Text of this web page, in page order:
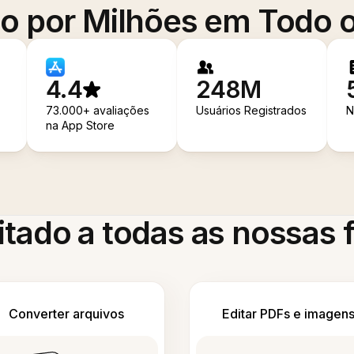
por Milhões em Todo
4.4
73.000+ avaliações
na App Store
248M
Usuários Registrados
a todas as nossas
Converter arquivos Editar PDFs e imagens